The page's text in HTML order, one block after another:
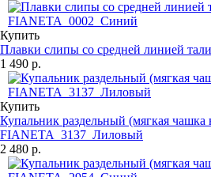
Купить
Плавки слипы со средней линией
1 490 р.
Купить
Купальник раздельный (мягкая чашка
FIANETA_3137_Лиловый
2 480 р.